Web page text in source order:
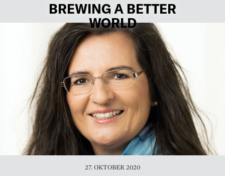
BREWING A BETTER
WORLD
27. OKTOBER 2020